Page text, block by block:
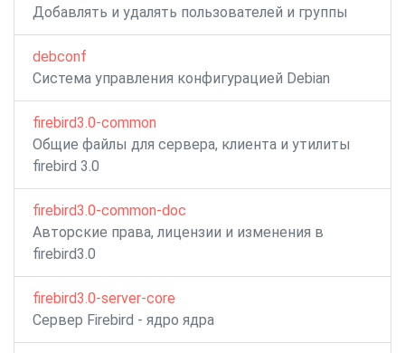
Добавлять и удалять пользователей и группы
debconf
Система управления конфигурацией Debian
firebird3.0-common
Общие файлы для сервера, клиента и утилиты
firebird 3.0
firebird3.0-common-doc
Авторские права, лицензии и изменения в
firebird3.0
firebird3.0-server-core
Сервер Firebird - ядро ​​ядра